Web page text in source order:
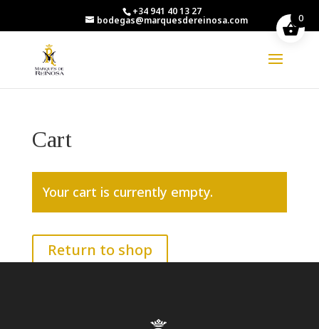
+34 941 40 13 27
bodegas@marquesdereinosa.com
Cart
Your cart is currently empty.
Return to shop
0